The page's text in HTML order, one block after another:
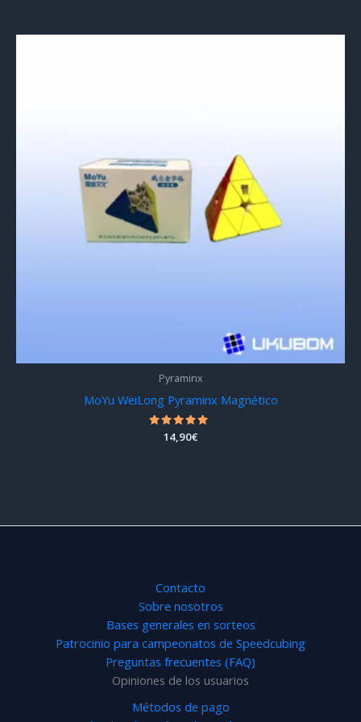
Pyraminx
MoYu WeiLong Pyraminx Magnético
Valorado
con
14,90€
Contacto
Sobre nosotros
Bases generales en sorteos
Patrocinio para campeonatos de Speedcubing
Preguntas frecuentes (FAQ)
Opiniones de los usuarios
Métodos de pago